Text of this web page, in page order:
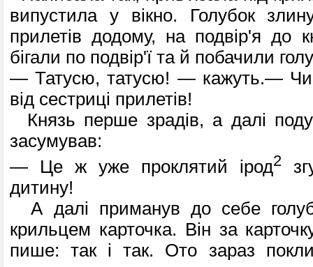
випустила у вікно. Голубок
прилетів додому, на подвір'я до
бігали по подвір'ї та й побачили
— Татусю, татусю! — кажуть.—
від сестриці прилетів!
Князь перше зрадів, а далі
засумував:
— Це ж уже проклятий ірод2
дитину!
А далі приманув до себе
крильцем карточка. Він за
пише: так і так. Ото зараз